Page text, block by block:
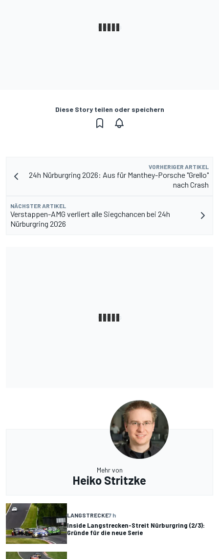
Diese Story teilen oder speichern
VORHERIGER ARTIKEL
24h Nürburgring 2026: Aus für Manthey-Porsche "Grello"
nach Crash
NÄCHSTER ARTIKEL
Verstappen-AMG verliert alle Siegchancen bei 24h
Nürburgring 2026
Mehr von
Heiko Stritzke
LANGSTRECKE7 h
Inside Langstrecken-Streit Nürburgring (2/3):
Gründe für die neue Serie